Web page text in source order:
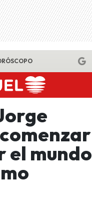
el mundo